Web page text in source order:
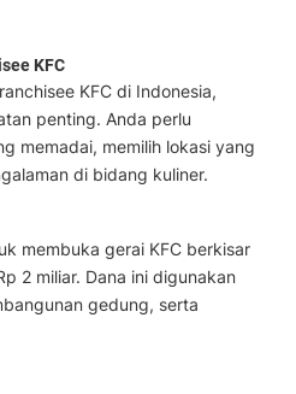
KFC
KFC di Indonesia,
penting. Anda perlu
memadai, memilih lokasi yang
di bidang kuliner.
membuka gerai KFC berkisar
2 miliar. Dana ini digunakan
gedung, serta